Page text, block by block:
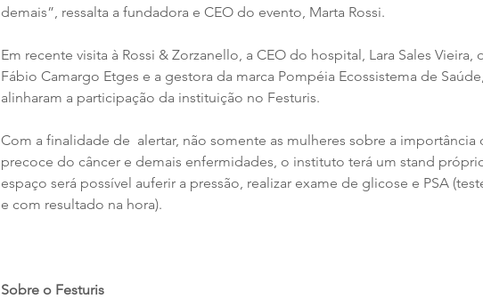
demais”, ressalta a fundadora e CEO do evento, Marta Rossi.
Em recente visita à Rossi & Zorzanello, a CEO do hospital, Lara Sales
Fábio Camargo Etges e a gestora da marca Pompéia Ecossistema de
alinharam a participação da instituição no Festuris.
Com a finalidade de  alertar, não somente as mulheres sobre a
precoce do câncer e demais enfermidades, o instituto terá um stand
espaço será possível auferir a pressão, realizar exame de glicose e PSA
e com resultado na hora).
Sobre o Festuris